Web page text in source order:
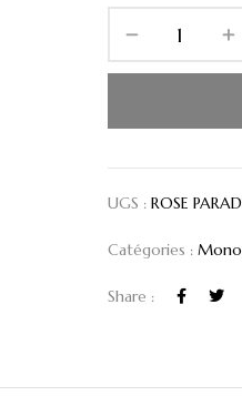
UGS :ROSE
Catégories :Mono
Share :